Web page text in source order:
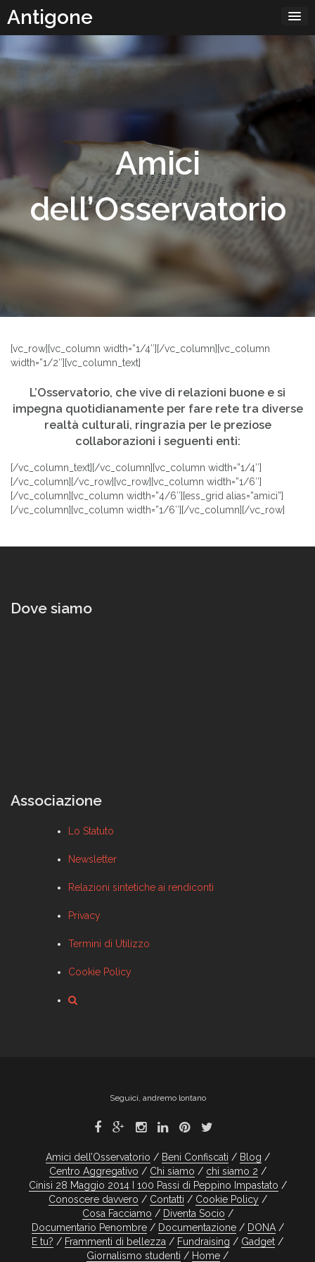
contenuto
Antigone
Amici
dell’Osservatorio
[vc_row][vc_column width=”1/4″][/vc_column][vc_column
width=”1/2″][vc_column_text]
L’Osservatorio, che vive di relazioni buone e si
impegna quotidianamente per fare rete tra diverse
realtà culturali, ringrazia per le preziose
collaborazioni i seguenti enti:
[/vc_column_text][/vc_column][vc_column width=”1/4″]
[/vc_column][/vc_row][vc_row][vc_column width=”1/6″]
[/vc_column][vc_column width=”4/6″][ess_grid alias=”amici”]
[/vc_column][vc_column width=”1/6″][/vc_column][/vc_row]
Dove siamo
Associazione
Lo Statuto
Newsletter
Relazioni sintetiche ai rendiconti
Privacy
Termini di Utilizzo
Cookie Policy
Seguici, andremo lontano
Amici dell’Osservatorio Beni Confiscati
Blog
Centro Aggregativo
Chi siamo
chi siamo 2
Cinisi 28 Maggio 2014 I 100 Passi di Peppino Impastato
Conoscere davvero
Contatti
Cookie Policy
Cosa Facciamo
Diventa Socio
Documentario Penombre
Documentazione
DONA
E tu?
Frammenti di bellezza Fundraising
Gadget
Giornalismo studenti
Home